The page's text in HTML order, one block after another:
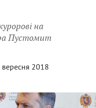
на
Пустомит
2018